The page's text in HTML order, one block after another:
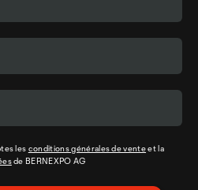
les conditions générales de venteet la
de BERNEXPO AG